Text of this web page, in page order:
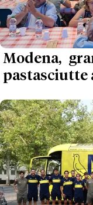
Modena,
pastasciutte